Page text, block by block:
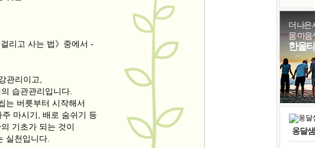
리고 사는 법》중에서 -
관리이고,
습관관리입니다.
는 버릇부터 시작해서
마시기, 배로 숨쉬기 등
기초가 되는 것이
실천입니다.
꿈이
'말 타
졸업
보고
못
거
#사람
#리더
#경험
#아이들
#독서
더 나은
몸·마음
한울
옹달